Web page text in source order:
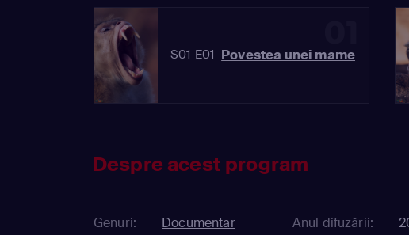
S01 E01 Povestea unei mame
Despre acest program
Genuri: Documentar Anul difuzării: